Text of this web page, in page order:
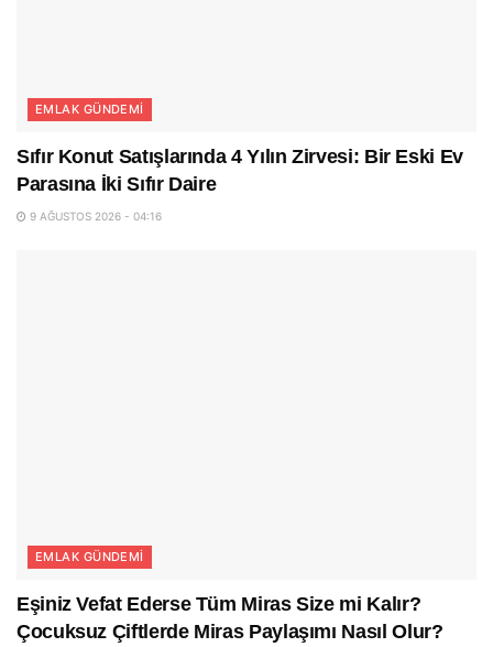
EMLAK GÜNDEMI
Sıfır Konut Satışlarında 4 Yılın Zirvesi: Bir Eski Ev
Parasına İki Sıfır Daire
9 AĞUSTOS 2026 - 04:16
EMLAK GÜNDEMI
Eşiniz Vefat Ederse Tüm Miras Size mi Kalır?
Çocuksuz Çiftlerde Miras Paylaşımı Nasıl Olur?